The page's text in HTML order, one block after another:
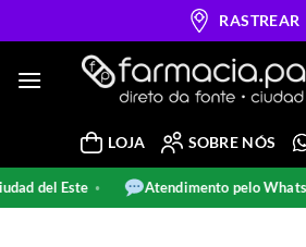
to
RASTREAR
LOJA SOBRE NÓS
Este • Atendimento pelo WhatsApp •